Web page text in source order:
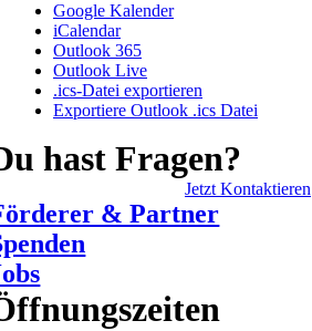
Google Kalender
iCalendar
Outlook 365
Outlook Live
.ics-Datei exportieren
Exportiere Outlook .ics Datei
hast Fragen?
Jetzt Kontaktieren
& Partner